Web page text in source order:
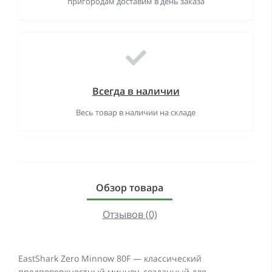
Всегда в наличии
Весь товар в наличии на складе
Обзор товара
Отзывов (0)
EastShark Zero Minnow 80F — классический